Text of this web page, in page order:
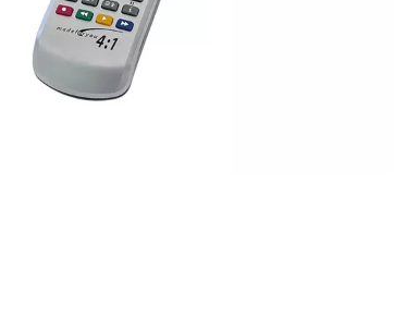
Kupovinu na rate možete